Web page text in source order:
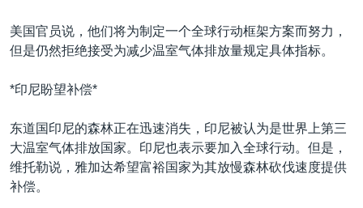
美国官员说，他们将为制定一个全球行动框架方案而努力，
但是仍然拒绝接受为减少温室气体排放量规定具体指标。
*印尼盼望补偿*
东道国印尼的森林正在迅速消失，印尼被认为是世界上第三
大温室气体排放国家。印尼也表示要加入全球行动。但是，
维托勒说，雅加达希望富裕国家为其放慢森林砍伐速度提供
补偿。